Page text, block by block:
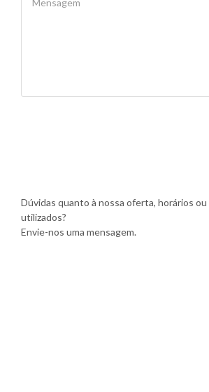
Dúvidas quanto à nossa oferta, horários
utilizados?
Envie-nos uma mensagem.